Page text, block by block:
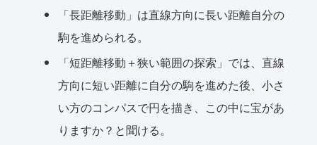
「長距離移動」は直線方向に長い距離自分の
駒を進められる。
「短距離移動＋狭い範囲の探索」では、直線
方向に短い距離に自分の駒を進めた後、小さ
い方のコンパスで円を描き、この中に宝があ
りますか？と聞ける。